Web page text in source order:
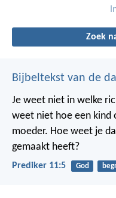
Zoek
Bijbeltekst van de
Je weet niet in welke
weet niet hoe een kind
moeder. Hoe weet je
gemaakt heeft?
Prediker 11:5 God